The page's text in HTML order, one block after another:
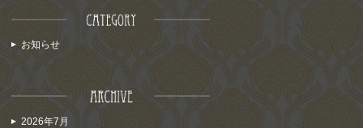
お知らせ
2026年7月